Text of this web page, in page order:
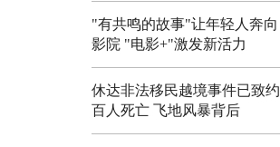
"有共鸣的故事"让年轻人奔向
影院 "电影+"激发新活力
休达非法移民越境事件已致约
百人死亡 飞地风暴背后